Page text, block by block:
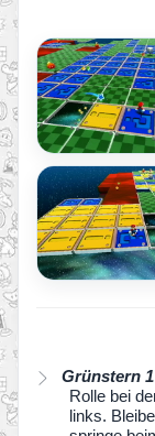
Grünstern 1
Rolle bei
links.